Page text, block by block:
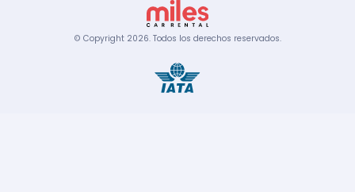
© Copyright 2026. Todos los derechos reservados.